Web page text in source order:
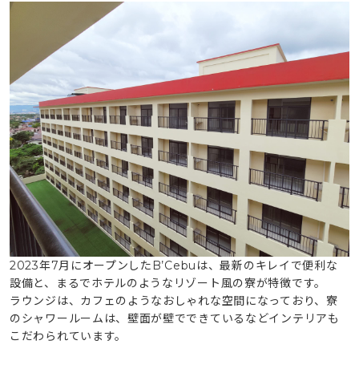
2023年7月にオープンしたB’Cebuは、最新のキレイで便利な
設備と、まるでホテルのようなリゾート風の寮が特徴です。
ラウンジは、カフェのようなおしゃれな空間になっており、寮
のシャワールームは、壁面が壁でできているなどインテリアも
こだわられています。